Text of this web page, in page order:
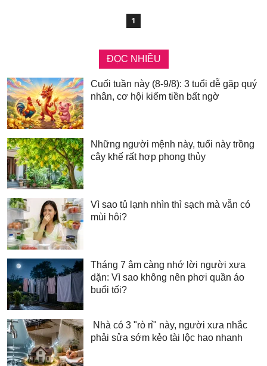
1
ĐỌC NHIỀU
Cuối tuần này (8-9/8): 3 tuổi dễ gặp quý
nhân, cơ hội kiếm tiền bất ngờ
Những người mệnh này, tuổi này trồng
cây khế rất hợp phong thủy
Vì sao tủ lạnh nhìn thì sạch mà vẫn có
mùi hôi?
Tháng 7 âm càng nhớ lời người xưa
dặn: Vì sao không nên phơi quần áo
buổi tối?
Nhà có 3 "rò rỉ" này, người xưa nhắc
phải sửa sớm kẻo tài lộc hao nhanh